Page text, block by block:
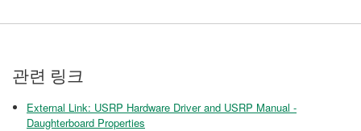
관련 링크
External Link: USRP Hardware Driver and USRP Manual -
Daughterboard Properties